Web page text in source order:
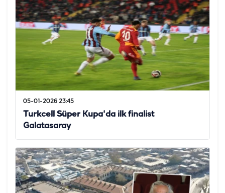
05-01-2026 23:45
Turkcell Süper Kupa'da ilk finalist
Galatasaray